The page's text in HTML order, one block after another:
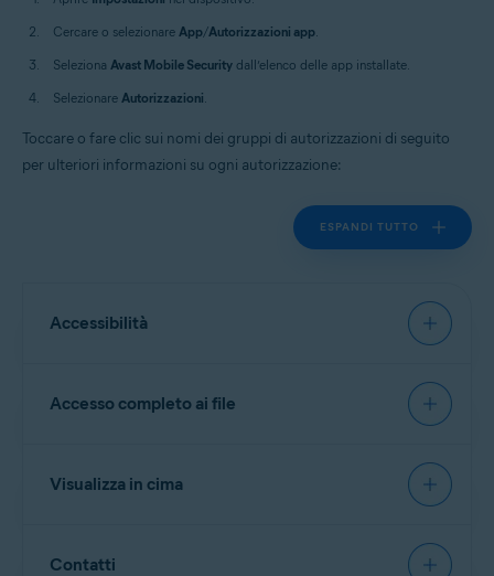
Cercare o selezionare App/Autorizzazioni app.
Seleziona Avast Mobile Security dall’elenco delle app installate.
Selezionare Autorizzazioni.
Toccare o fare clic sui nomi dei gruppi di autorizzazioni di seguito
per ulteriori informazioni su ogni autorizzazione:
ESPANDI TUTTO
Accessibilità
Consente aProtezione navigazione
scansione e analizzare gli URL visitati, e bloccare i dati
Consente l’accesso alla visualizzazione dello schermo e
dei contenuti su altre app.
Accesso completo ai file
Consente aCassaforte foto
Visualizza in cima
Consente a
Contatti